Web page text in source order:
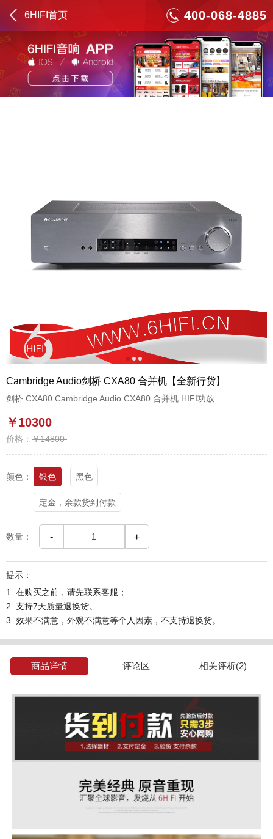
6HIFI首页 400-068-4885
12 3
Cambridge Audio剑桥 CXA80 合并机【全新行货】
剑桥 CXA80 Cambridge Audio CXA80 合并机 HIFI功放
￥10300
价格： ￥14800
颜色： 银色 黑色
定金，余款货到付款
数量： - +
提示：
1. 在购买之前，请先联系客服；
2. 支持7天质量退换货。
3. 效果不满意，外观不满意等个人因素，不支持退换货。
商品详情 评论区 相关评析(2)